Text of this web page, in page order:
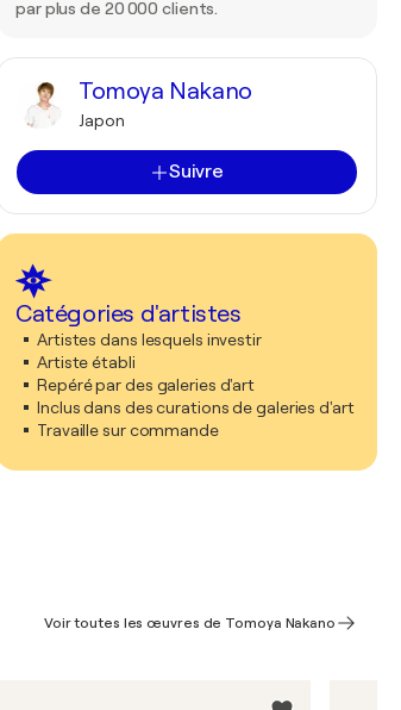
par plus de 20 000 clients.
Tomoya Nakano
Japon
Suivre
Catégories d'artistes
Artistes dans lesquels investir
Artiste établi
Repéré par des galeries d'art
Inclus dans des curations de galeries d'art
Travaille sur commande
Voir toutes les œuvres de Tomoya Nakano